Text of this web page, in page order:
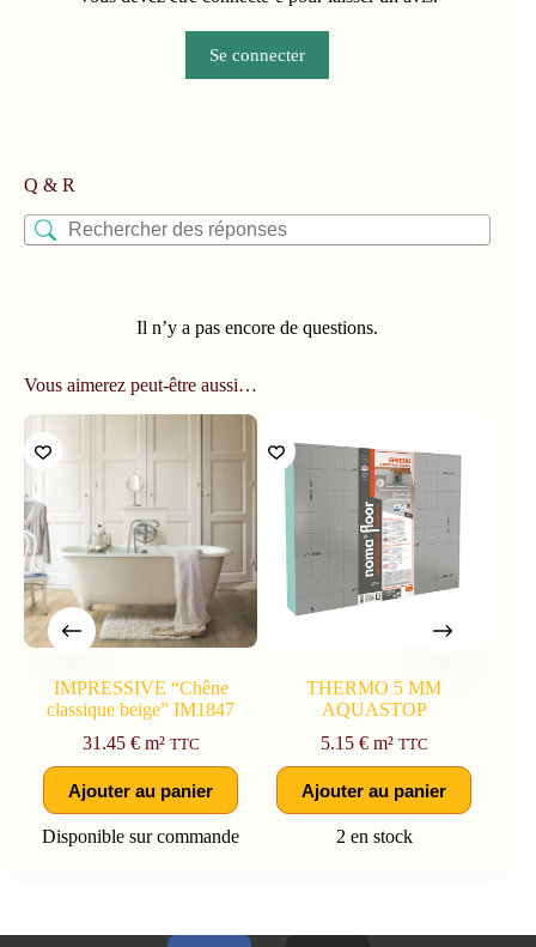
Se connecter
Q & R
Il n’y a pas encore de questions.
Vous aimerez peut-être aussi…
IMPRESSIVE “Chêne
classique beige” IM1847
31.45 €m² TTC
Ajouter au panier
Disponible sur commande
THERMO 5 MM
AQUASTOP
5.15 €m² TTC
Ajouter au panier
2 en stock